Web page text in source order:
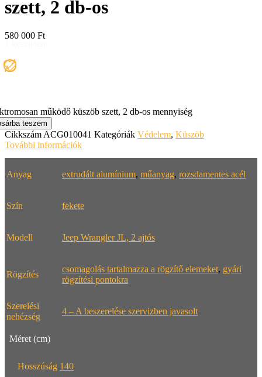
szett, 2 db-os
580 000 Ft
működő küszöb szett, 2 db-os mennyiség
teszem
CikkszámACG010041 Kategóriák Védelem, Küszöb
További információk
Anyag extrudált alumínium, műanyag, rozsdamentes acél
Szín fekete
Modell Jeep Wrangler JL, 2 ajtós
Rögzítés
csomagolás tartalmazza a rögzítő elemeket, gyári
rögzítési pontokra
Szerelési
nehézség
4 – A beszerelése szervizben javasolt
Méret (cm)
Hosszúság 140